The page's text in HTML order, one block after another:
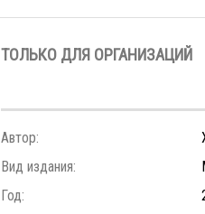
ТОЛЬКО ДЛЯ ОРГАНИЗАЦИЙ
Автор:
Вид издания:
Год: